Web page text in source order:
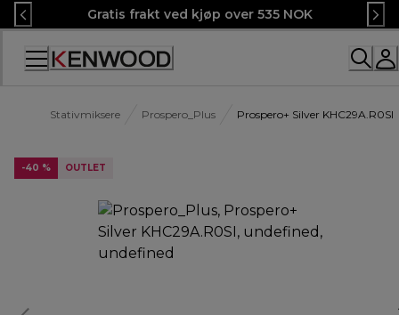
Skip
to
Content
Gratis frakt ved kjøp over 535 NOK
Stativmiksere Prospero_Plus Prospero+ Silver KHC29A.R0SI
-40 % OUTLET